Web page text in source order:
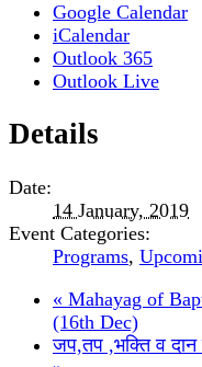
Google Calendar
iCalendar
Outlook 365
Outlook Live
Details
Date:
14 January, 2019
Event Categories:
Programs,
« Mahayag of
(16th Dec)
जप,तप ,भक्ति व दान